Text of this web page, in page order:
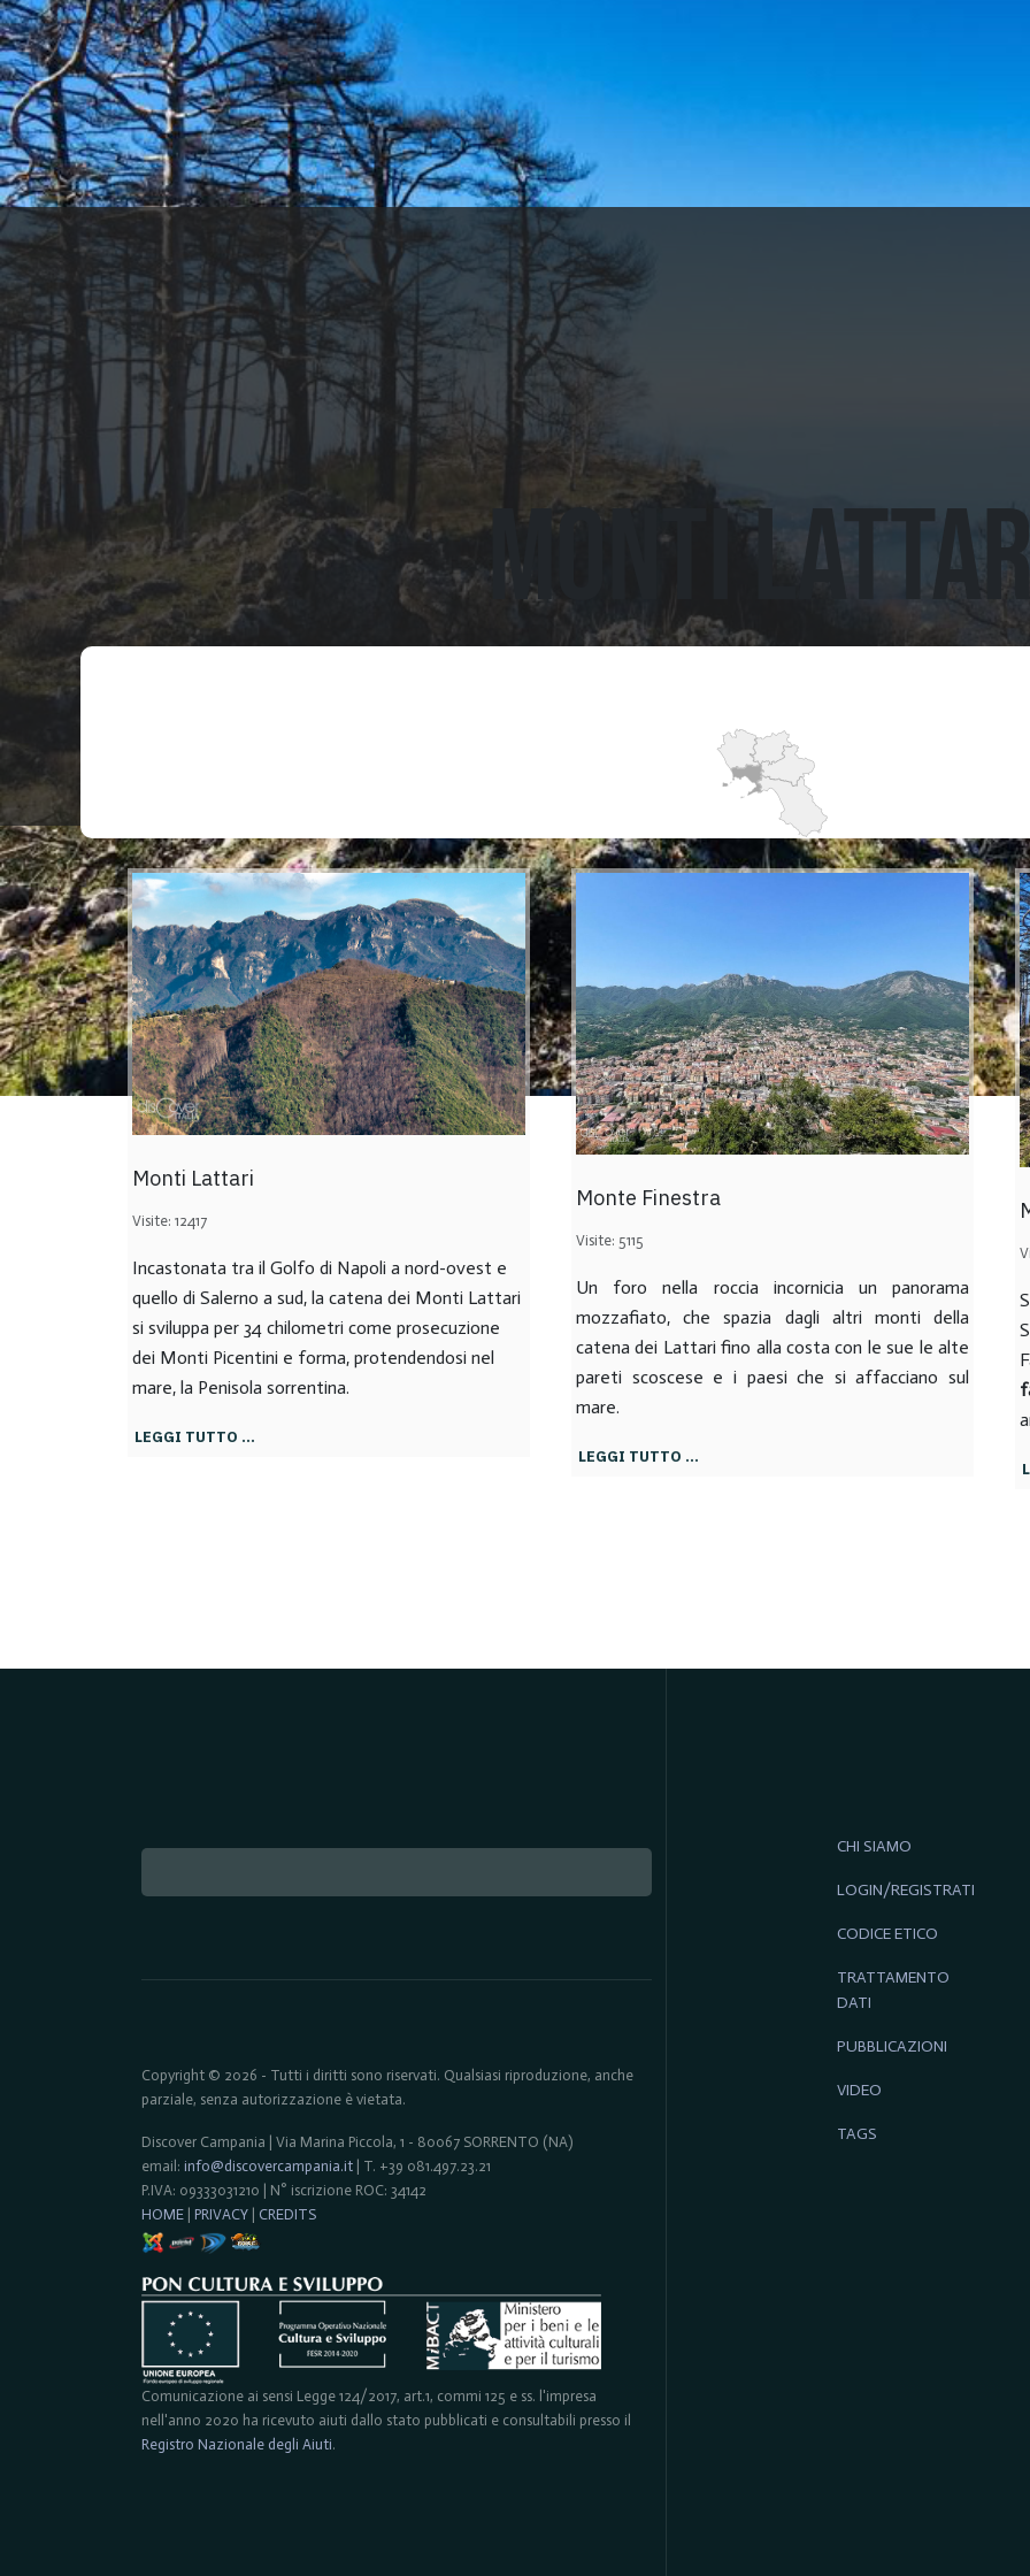
SCOPRI LA REGIONECAMPANIA
ESPLORA
MONTI
Monti Lattari
Visite: 12417
Incastonata tra il Golfo di Napoli a nord-ovest e
quello di Salerno a sud, la catena dei Monti Lattari
si sviluppa per 34 chilometri come prosecuzione
dei Monti Picentini e forma, protendendosi nel
mare, la Penisola sorrentina.
LEGGI TUTTO …
Monte Finestra
Visite: 5115
Un foro nella roccia incornicia un panorama
mozzafiato, che spazia dagli altri monti della
catena dei Lattari fino alla costa con le sue le alte
pareti scoscese e i paesi che si affacciano sul
mare.
LEGGI TUTTO …
Copyright © 2026 - Tutti i diritti sono riservati. Qualsiasi riproduzione, anche
parziale, senza autorizzazione è vietata.
Discover Campania | Via Marina Piccola, 1 - 80067 SORRENTO (NA)
email: info@discovercampania.it | T. +39 081.497.23.21
P.IVA: 09333031210 | N° iscrizione ROC: 34142
HOME
PRIVACY CREDITS
Comunicazione ai sensi Legge 124/2017, art.1, commi 125 e ss. l'impresa
nell'anno 2020 ha ricevuto aiuti dallo stato pubblicati e consultabili presso il
Registro Nazionale degli Aiuti.
CHI SIAMO
LOGIN/REGISTRATI
CODICE ETICO
TRATTAMENTO
DATI
PUBBLICAZIONI
VIDEO
TAGS